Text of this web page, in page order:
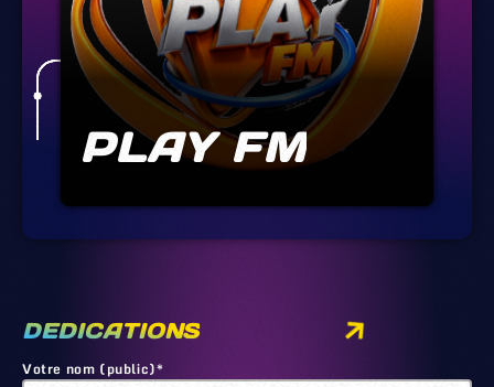
PLAY FM
DEDICATIONS
Votre nom (public)*